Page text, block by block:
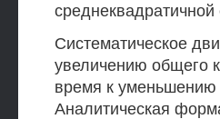
Систематическое
увеличению общего
время к уменьшению
Аналитическая